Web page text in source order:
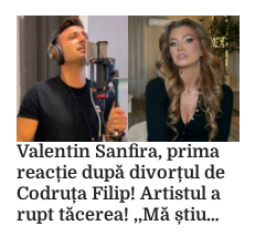
după întâlnirea cu fostul
soț!
Valentin Sanfira, prima
reacție după divorțul de
Codruța Filip! Artistul a
rupt tăcerea! ,,Mă știu